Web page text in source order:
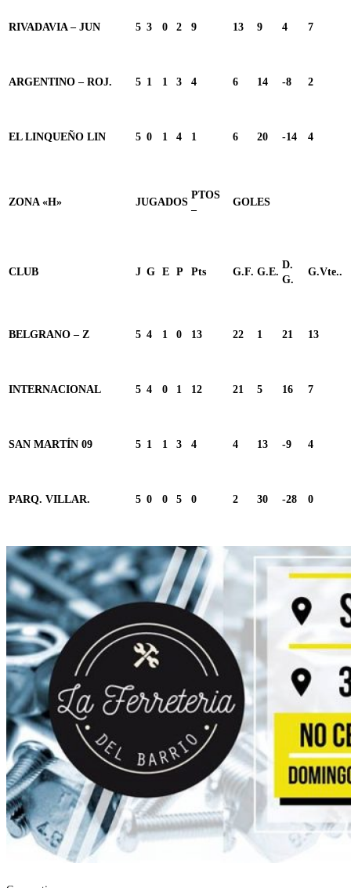
RIVADAVIA – JUN 5 3 0 2 9 13 9 4 7
ARGENTINO – ROJ. 5 1 1 3 4 6 14 -8 2
EL LINQUEÑO LIN 5 0 1 4 1 6 20 -14 4
ZONA «H» JUGADOS
PTOS
–
GOLES
CLUB J G E P Pts G.F. G.E.
D.
G.
G.Vte..
BELGRANO – Z 5 4 1 0 13 22 1 21 13
INTERNACIONAL 5 4 0 1 12 21 5 16 7
SAN MARTÍN 09 5 1 1 3 4 4 13 -9 4
PARQ. VILLAR. 5 0 0 5 0 2 30 -28 0